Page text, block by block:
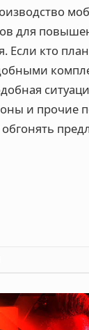
для
Если кто
и прочие